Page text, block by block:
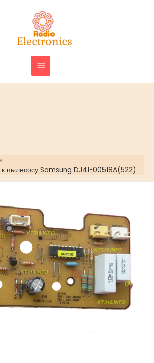
ГЛАВНОЕ
МЕНЮ
пылесосу Samsung DJ41-00518A(522)